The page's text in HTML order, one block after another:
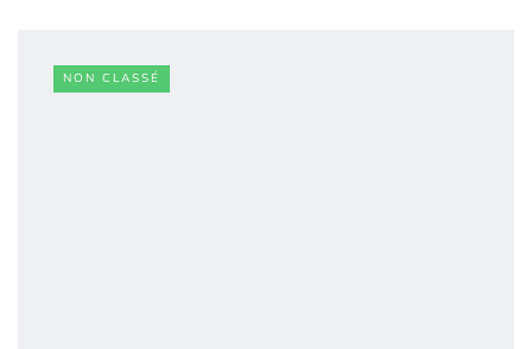
NON CLASSÉ